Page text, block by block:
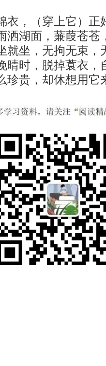
衣，（穿上它）正
洒湖面，蒹葭苍苍
就坐，无拘无束，
晴时，脱掉蓑衣，
珍贵，却休想用它